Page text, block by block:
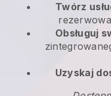
Twórz
Obsługuj
Uzyskaj